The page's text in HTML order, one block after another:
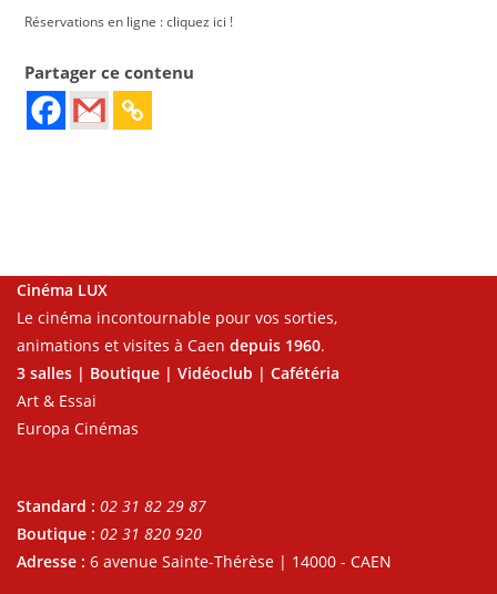
Réservations en ligne : cliquez ici !
Partager ce contenu
Cinéma LUX
Le cinéma incontournable pour vos sorties,
animations et visites à Caen depuis 1960.
3 salles | Boutique | Vidéoclub | Cafétéria
Art & Essai
Europa Cinémas
Standard : 02 31 82 29 87
Boutique : 02 31 820 920
Adresse : 6 avenue Sainte-Thérèse | 14000 - CAEN